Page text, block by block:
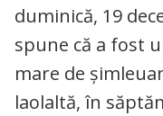
duminică, 19
spune că a fost
mare de
laolaltă, în